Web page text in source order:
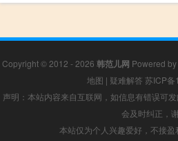
Copyright © 2012 - 2026 韩范儿网 Powered by
地图 | 疑难解答 苏ICP
声明：本站内容来自互联网，如信息有错误可
会及时纠正，
本站仅为个人兴趣爱好，不接